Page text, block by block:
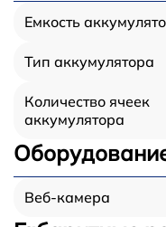
Емкость
Тип аккумулятора
Количество ячеек
аккумулятора
Веб-камера